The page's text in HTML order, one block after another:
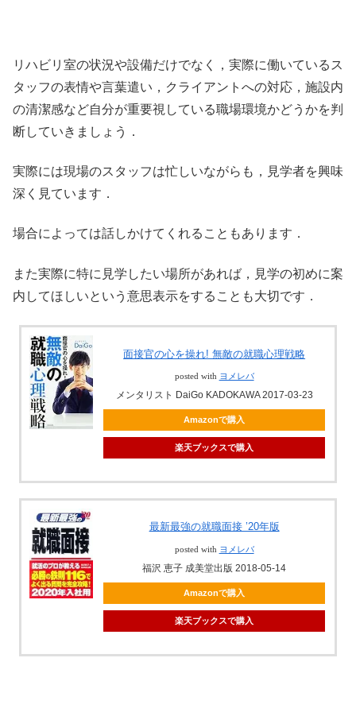
リハビリ室の状況や設備だけでなく，実際に働いているス
タッフの表情や言葉遣い，クライアントへの対応，施設内
の清潔感など自分が重要視している職場環境かどうかを判
断していきましょう．
実際には現場のスタッフは忙しいながらも，見学者を興味
深く見ています．
場合によっては話しかけてくれることもあります．
また実際に特に見学したい場所があれば，見学の初めに案
内してほしいという意思表示をすることも大切です．
面接官の心を操れ! 無敵の就職心理戦略
posted with ヨメレバ
メンタリスト DaiGo KADOKAWA 2017-03-23
Amazonで購入
楽天ブックスで購入
最新最強の就職面接 ’20年版
posted with ヨメレバ
福沢 恵子 成美堂出版 2018-05-14
Amazonで購入
楽天ブックスで購入